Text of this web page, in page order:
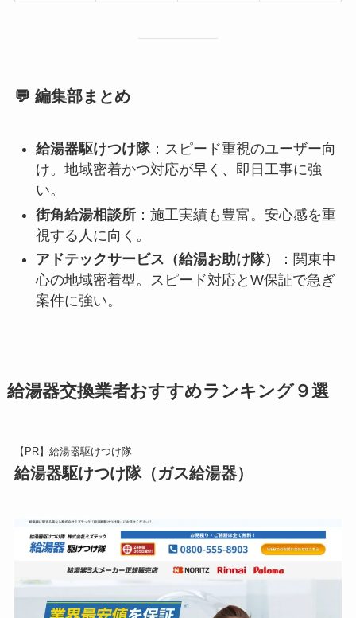
💬 編集部まとめ
給湯器駆けつけ隊：スピード重視のユーザー向
け。地域密着かつ対応が早く、即日工事に強
い。
街角給湯相談所：施工実績も豊富。安心感を重
視する人に向く。
アドテックサービス（給湯お助け隊）
：関東中
心の地域密着型。スピード対応とW保証で急ぎ
案件に強い。
給湯器交換業者おすすめランキング９選
【PR】給湯器駆けつけ隊
給湯器駆けつけ隊（ガス給湯器）